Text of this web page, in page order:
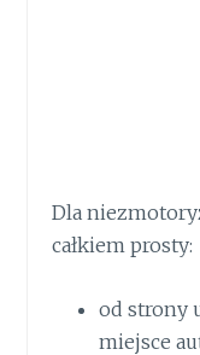
Dla
całkiem prosty:
od strony
miejsce